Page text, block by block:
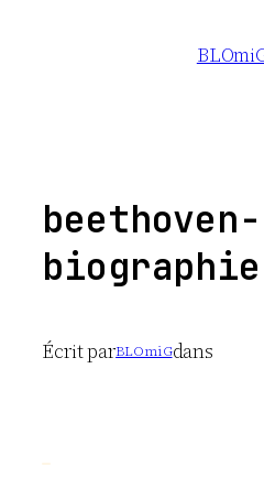
beethoven-
biographie
Écrit parBLOmiGdans